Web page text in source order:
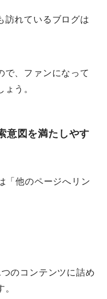
訪れているブログは
で、ファンになって
う。
意図を満たしやす
「他のページへリン
のコンテンツに詰め